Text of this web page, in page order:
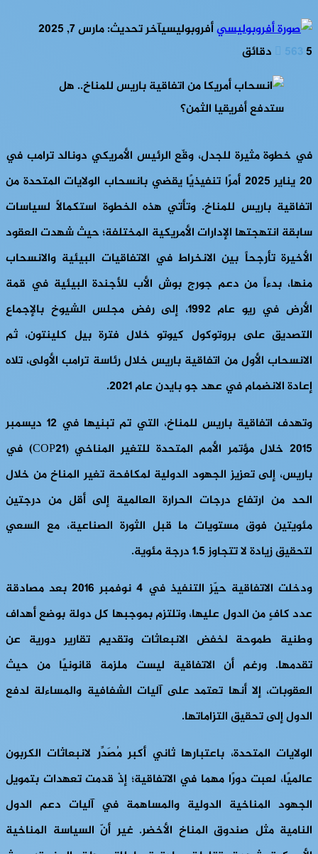
أفروبوليسيآخر تحديث: مارس 7, 2025
5635 دقائق
في خطوة مثيرة للجدل، وقّع الرئيس الأمريكي دونالد ترامب في
20 يناير 2025 أمرًا تنفيذيًا يقضي بانسحاب الولايات المتحدة من
اتفاقية باريس للمناخ. وتأتي هذه الخطوة استكمالًا لسياسات
سابقة انتهجتها الإدارات الأمريكية المختلفة؛ حيث شهدت العقود
الأخيرة تأرجحاً بين الانخراط في الاتفاقيات البيئية والانسحاب
منها، بدءاً من دعم جورج بوش الأب للأجندة البيئية في قمة
الأرض في ريو عام 1992، إلى رفض مجلس الشيوخ بالإجماع
التصديق على بروتوكول كيوتو خلال فترة بيل كلينتون، ثم
الانسحاب الأول من اتفاقية باريس خلال رئاسة ترامب الأولى، تلاه
إعادة الانضمام في عهد جو بايدن عام 2021.
وتهدف اتفاقية باريس للمناخ، التي تم تبنيها في 12 ديسمبر
2015 خلال مؤتمر الأمم المتحدة للتغير المناخي (COP21) في
باريس، إلى تعزيز الجهود الدولية لمكافحة تغير المناخ من خلال
الحد من ارتفاع درجات الحرارة العالمية إلى أقل من درجتين
مئويتين فوق مستويات ما قبل الثورة الصناعية، مع السعي
لتحقيق زيادة لا تتجاوز 1.5 درجة مئوية.
ودخلت الاتفاقية حيّز التنفيذ في 4 نوفمبر 2016 بعد مصادقة
عدد كافٍ من الدول عليها، وتلتزم بموجبها كل دولة بوضع أهداف
وطنية طموحة لخفض الانبعاثات وتقديم تقارير دورية عن
تقدمها. ورغم أن الاتفاقية ليست ملزمة قانونيًا من حيث
العقوبات، إلا أنها تعتمد على آليات الشفافية والمساءلة لدفع
الدول إلى تحقيق التزاماتها.
الولايات المتحدة، باعتبارها ثاني أكبر مُصَدِّر لانبعاثات الكربون
عالميًا، لعبت دورًا مهما في الاتفاقية؛ إذْ قدمت تعهدات بتمويل
الجهود المناخية الدولية والمساهمة في آليات دعم الدول
النامية مثل صندوق المناخ الأخضر. غير أنّ السياسة المناخية